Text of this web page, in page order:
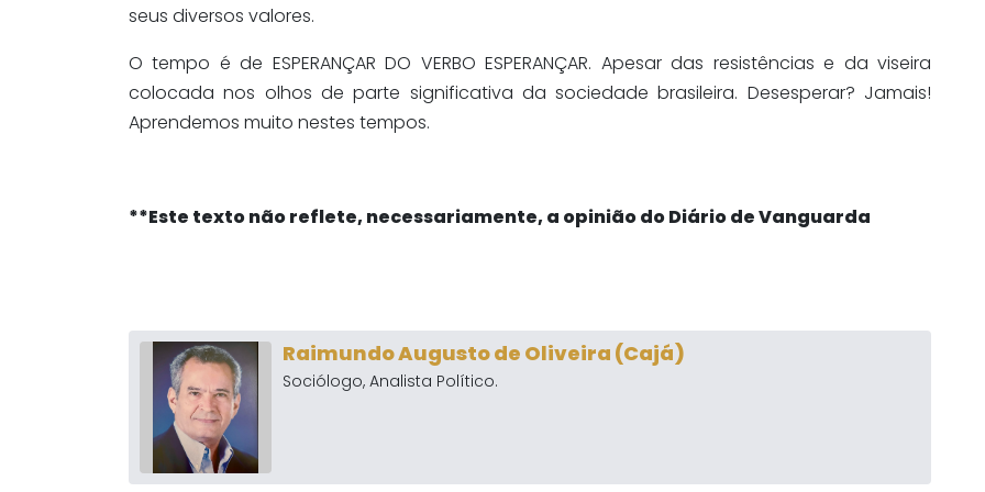
seus diversos valores.
O tempo é de ESPERANÇAR DO VERBO ESPERANÇAR. Apesar das resistências e da viseira
colocada nos olhos de parte significativa da sociedade brasileira. Desesperar? Jamais!
Aprendemos muito nestes tempos.
**Este texto não reflete, necessariamente, a opinião do Diário de Vanguarda
Raimundo Augusto de Oliveira (Cajá)
Sociólogo, Analista Político.